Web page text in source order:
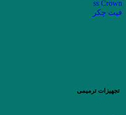
ss Crown
فیت چکر
تجهیزات ترمیمی